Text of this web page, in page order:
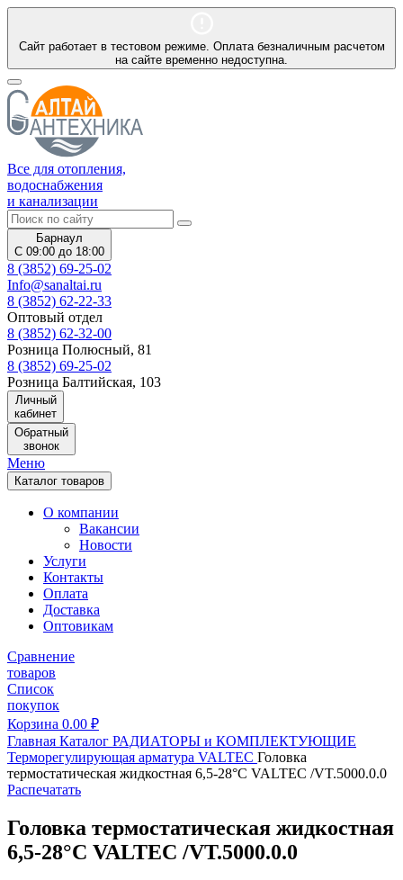
Сайт работает в тестовом режиме. Оплата безналичным расчетом
на сайте временно недоступна.
Все для отопления,
водоснабжения
и канализации
Барнаул
С 09:00 до 18:00
8 (3852) 69-25-02
Info@sanaltai.ru
8 (3852) 62-22-33
Оптовый отдел
8 (3852) 62-32-00
Розница Полюсный, 81
8 (3852) 69-25-02
Розница Балтийская, 103
Личный
кабинет
Обратный
звонок
Меню
Каталог товаров
О компании
Вакансии
Новости
Услуги
Контакты
Оплата
Доставка
Оптовикам
Сравнение
товаров
Список
покупок
Корзина 0.00 ₽
Главная Каталог РАДИАТОРЫ и КОМПЛЕКТУЮЩИЕ
Терморегулирующая арматура VALTEC Головка
термостатическая жидкостная 6,5-28°С VALTEC /VT.5000.0.0
Распечатать
Головка термостатическая жидкостная
6,5-28°С VALTEC /VT.5000.0.0